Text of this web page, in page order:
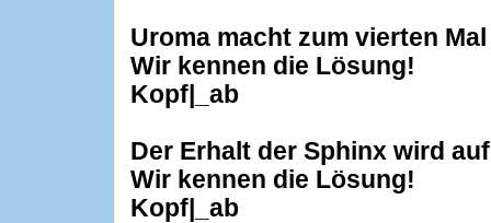
Uroma macht zum vierten
Wir kennen die Lösung!
Kopf|_ab
Der Erhalt der Sphinx wird
Wir kennen die Lösung!
Kopf|_ab